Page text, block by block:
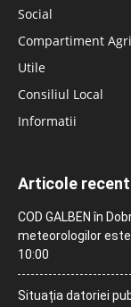
Social
Compartiment
Utile
Consiliul Local
Informatii
Articole
COD GALBEN în
meteorologilor
10:00
Situația datoriei